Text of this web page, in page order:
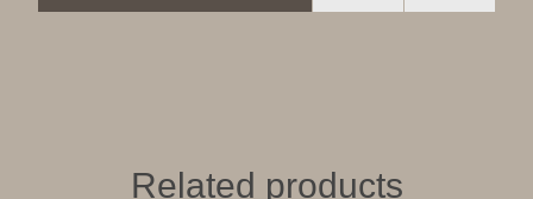
Related products